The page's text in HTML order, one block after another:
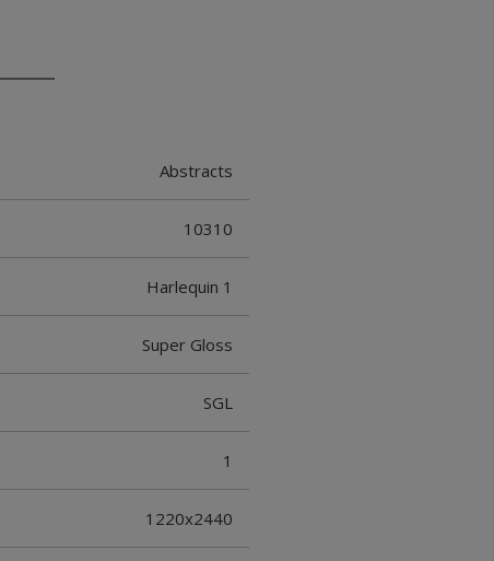
Abstracts
10310
Harlequin 1
Super Gloss
SGL
1
1220x2440